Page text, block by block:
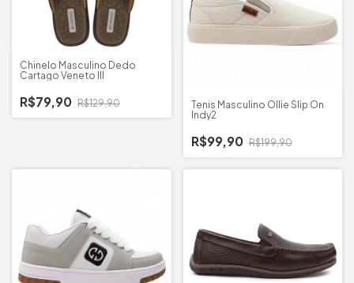
Chinelo Masculino Dedo
Cartago Veneto III
R$79,90 R$129,90
Tenis Masculino Ollie Slip On
Indy2
R$99,90 R$199,90